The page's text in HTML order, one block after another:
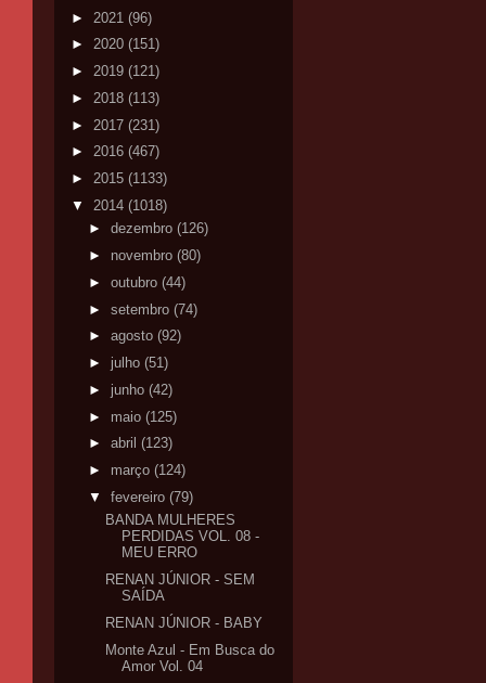
► 2021 (96)
► 2020 (151)
► 2019 (121)
► 2018 (113)
► 2017 (231)
► 2016 (467)
► 2015 (1133)
▼ 2014 (1018)
► dezembro (126)
► novembro (80)
► outubro (44)
► setembro (74)
► agosto (92)
► julho (51)
► junho (42)
► maio (125)
► abril (123)
► março (124)
▼ fevereiro (79)
BANDA MULHERES
PERDIDAS VOL. 08 -
MEU ERRO
RENAN JÚNIOR - SEM
SAÍDA
RENAN JÚNIOR - BABY
Monte Azul - Em Busca do
Amor Vol. 04